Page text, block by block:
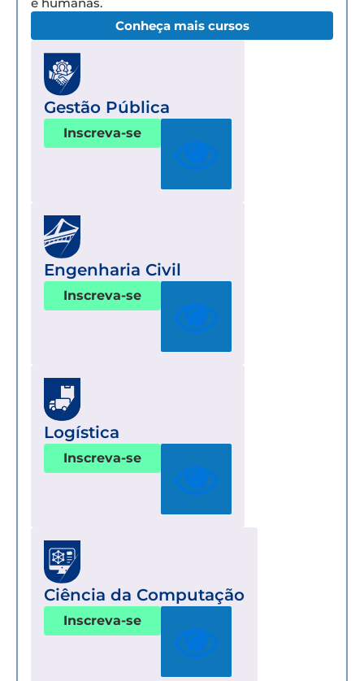
Conheça mais cursos
Gestão Pública
Inscreva-se
Engenharia Civil
Inscreva-se
Logística
Inscreva-se
Ciência da Computação
Inscreva-se